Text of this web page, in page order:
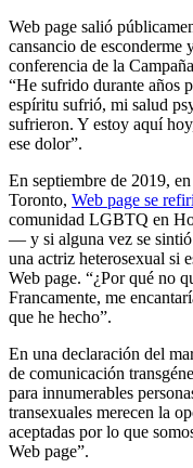
Web page salió
cansancio de esconderme
conferencia de la
“He sufrido durante años
espíritu sufrió, mi salud
sufrieron. Y estoy aquí
ese dolor”.
En septiembre de 2019,
Toronto, Web page se
comunidad LGBTQ en
— y si alguna vez se sintió
una actriz heterosexual si
Web page. “¿Por qué no
Francamente, me
que he hecho”.
En una declaración del
de comunicación
para innumerables
transexuales merecen la
aceptadas por lo que
Web page”.